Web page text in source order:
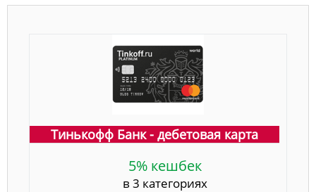
Тинькофф Банк - дебетовая карта
5% кешбек
в 3 категориях